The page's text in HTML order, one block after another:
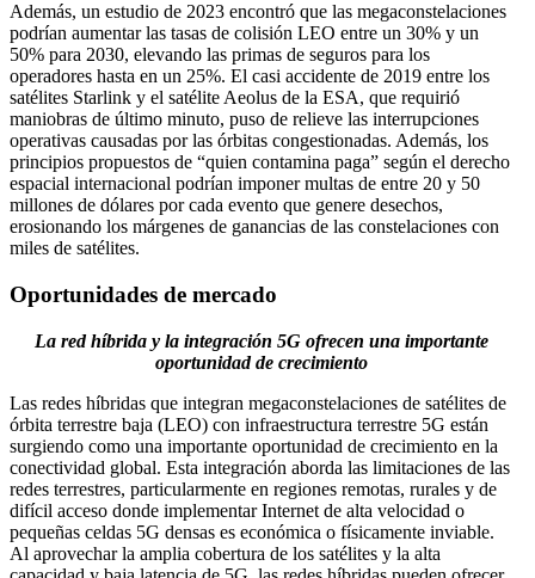
Además, un estudio de 2023 encontró que las megaconstelaciones
podrían aumentar las tasas de colisión LEO entre un 30% y un
50% para 2030, elevando las primas de seguros para los
operadores hasta en un 25%. El casi accidente de 2019 entre los
satélites Starlink y el satélite Aeolus de la ESA, que requirió
maniobras de último minuto, puso de relieve las interrupciones
operativas causadas por las órbitas congestionadas. Además, los
principios propuestos de “quien contamina paga” según el derecho
espacial internacional podrían imponer multas de entre 20 y 50
millones de dólares por cada evento que genere desechos,
erosionando los márgenes de ganancias de las constelaciones con
miles de satélites.
Oportunidades de mercado
La red híbrida y la integración 5G ofrecen una importante
oportunidad de crecimiento
Las redes híbridas que integran megaconstelaciones de satélites de
órbita terrestre baja (LEO) con infraestructura terrestre 5G están
surgiendo como una importante oportunidad de crecimiento en la
conectividad global. Esta integración aborda las limitaciones de las
redes terrestres, particularmente en regiones remotas, rurales y de
difícil acceso donde implementar Internet de alta velocidad o
pequeñas celdas 5G densas es económica o físicamente inviable.
Al aprovechar la amplia cobertura de los satélites y la alta